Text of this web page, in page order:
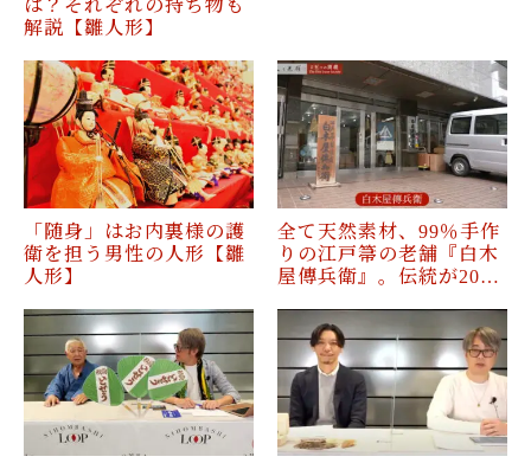
は？それぞれの持ち物も
解説【雛人形】
「随身」はお内裏様の護
衛を担う男性の人形【雛
人形】
全て天然素材、99％手作
りの江戸箒の老舗『白木
屋傳兵衛』。伝統が20…